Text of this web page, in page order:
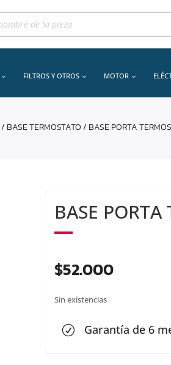
FILTROS Y OTROS MOTOR
/ BASE TERMOSTATO/ BASE PORTA
BASE PORTA
$52.000
Sin existencias
R Garantía de 6